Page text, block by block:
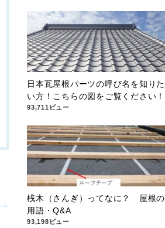
日本瓦屋根パーツの呼び名を知りた
い方！こちらの図をご覧ください！
93,711ビュー
桟木（さんぎ）ってなに？ 屋根の
用語・Q&A
93,198ビュー